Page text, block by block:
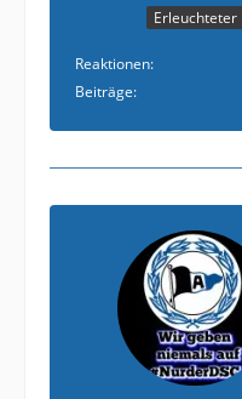
Erleuchteter
Reaktionen
Beiträge